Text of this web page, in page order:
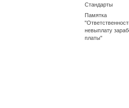
Стандарты
Памятка
невыплату
платы"